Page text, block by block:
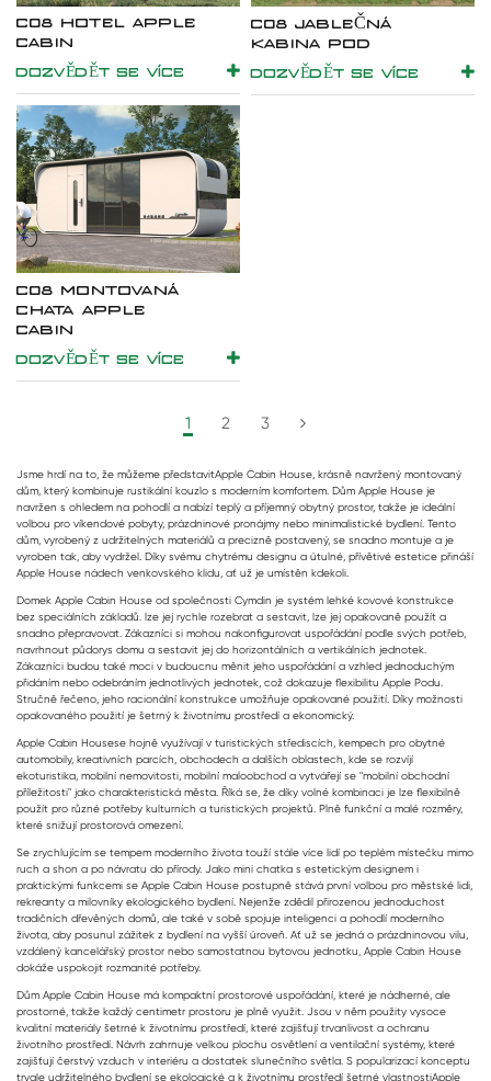
C08 HOTEL APPLE
CABIN
DOZVĚDĚT SE VÍCE
C08 JABLEČNÁ
KABINA POD
DOZVĚDĚT SE VÍCE
C08 MONTOVANÁ
CHATA APPLE
CABIN
DOZVĚDĚT SE VÍCE
1 2 3
Jsme hrdí na to, že můžeme představitApple Cabin House , krásně navržený montovaný
dům, který kombinuje rustikální kouzlo s moderním komfortem. Dům Apple House je
navržen s ohledem na pohodlí a nabízí teplý a příjemný obytný prostor, takže je ideální
volbou pro víkendové pobyty, prázdninové pronájmy nebo minimalistické bydlení. Tento
dům, vyrobený z udržitelných materiálů a precizně postavený, se snadno montuje a je
vyroben tak, aby vydržel. Díky svému chytrému designu a útulné, přívětivé estetice přináší
Apple House nádech venkovského klidu, ať už je umístěn kdekoli.
Domek Apple Cabin House od společnosti Cymdin je systém lehké kovové konstrukce
bez speciálních základů. lze jej rychle rozebrat a sestavit, lze jej opakovaně použít a
snadno přepravovat. Zákazníci si mohou nakonfigurovat uspořádání podle svých potřeb,
navrhnout půdorys domu a sestavit jej do horizontálních a vertikálních jednotek.
Zákazníci budou také moci v budoucnu měnit jeho uspořádání a vzhled jednoduchým
přidáním nebo odebráním jednotlivých jednotek, což dokazuje flexibilitu Apple Podu.
Stručně řečeno, jeho racionální konstrukce umožňuje opakované použití. Díky možnosti
opakovaného použití je šetrný k životnímu prostředí a ekonomický.
Apple Cabin Housese hojně využívají v turistických střediscích, kempech pro obytné
automobily, kreativních parcích, obchodech a dalších oblastech, kde se rozvíjí
ekoturistika, mobilní nemovitosti, mobilní maloobchod a vytvářejí se "mobilní obchodní
příležitosti" jako charakteristická města. Říká se, že díky volné kombinaci je lze flexibilně
použít pro různé potřeby kulturních a turistických projektů. Plně funkční a malé rozměry,
které snižují prostorová omezení.
Se zrychlujícím se tempem moderního života touží stále více lidí po teplém místečku mimo
ruch a shon a po návratu do přírody. Jako mini chatka s estetickým designem i
praktickými funkcemi se Apple Cabin House postupně stává první volbou pro městské lidi,
rekreanty a milovníky ekologického bydlení. Nejenže zdědil přirozenou jednoduchost
tradičních dřevěných domů, ale také v sobě spojuje inteligenci a pohodlí moderního
života, aby posunul zážitek z bydlení na vyšší úroveň. Ať už se jedná o prázdninovou vilu,
vzdálený kancelářský prostor nebo samostatnou bytovou jednotku, Apple Cabin House
dokáže uspokojit rozmanité potřeby.
Dům Apple Cabin House má kompaktní prostorové uspořádání, které je nádherné, ale
prostorné, takže každý centimetr prostoru je plně využit. Jsou v něm použity vysoce
kvalitní materiály šetrné k životnímu prostředí, které zajišťují trvanlivost a ochranu
životního prostředí. Návrh zahrnuje velkou plochu osvětlení a ventilační systémy, které
zajišťují čerstvý vzduch v interiéru a dostatek slunečního světla. S popularizací konceptu
trvale udržitelného bydlení se ekologické a k životnímu prostředí šetrné vlastnostiApple